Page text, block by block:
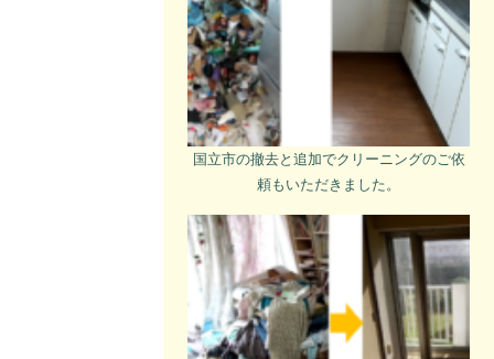
国立市の撤去と追加でクリーニングのご依
頼もいただきました。